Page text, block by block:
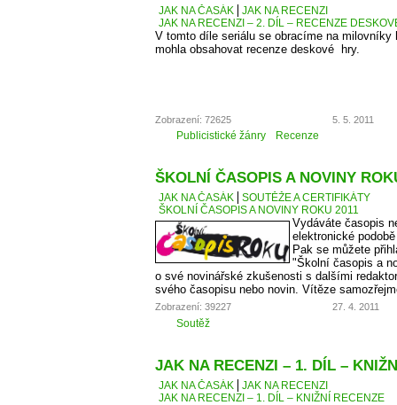
JAK NA ČASÁK
JAK NA RECENZI
JAK NA RECENZI – 2. DÍL – RECENZE
V tomto díle seriálu se obracíme na milovníky
mohla obsahovat recenze deskové hry.
Zobrazení: 72625 5. 5. 2011
Publicistické žánry Recenze
ŠKOLNÍ ČASOPIS A NOVINY
JAK NA ČASÁK
SOUTĚŽE A CERTIFIKÁTY
ŠKOLNÍ ČASOPIS A NOVINY ROKU 2011
Vydáváte časopis
elektronické
Pak se můžete
"Školní časopis a
o své novinářské zkušenosti s dalšími
svého časopisu nebo novin. Vítěze
Zobrazení: 39227 27. 4. 2011
Soutěž
JAK NA RECENZI – 1. DÍL –
JAK NA ČASÁK
JAK NA RECENZI
JAK NA RECENZI – 1. DÍL – KNIŽNÍ RECENZE